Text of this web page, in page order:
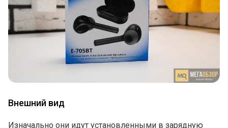
Внешний вид
Изначально они идут установленными в зарядную